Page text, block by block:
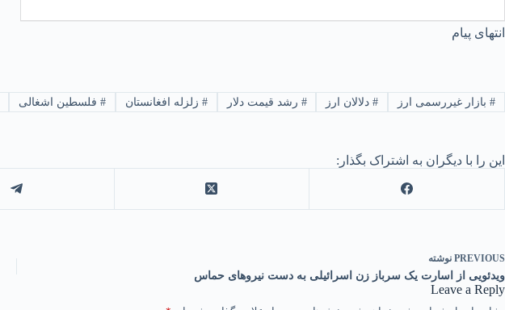
انتهای پیام
#بازار غیررسمی ارز #دلالان ارز # رشد قیمت دلار # زلزله افغانستان # فلسطین اشغالی
این را با دیگران به اشتراک بگذار:
PREVIOUS نوشته
ویدئویی از اسارت یک سرباز زن اسرائیلی به دست نیروهای حماس
Leave a Reply